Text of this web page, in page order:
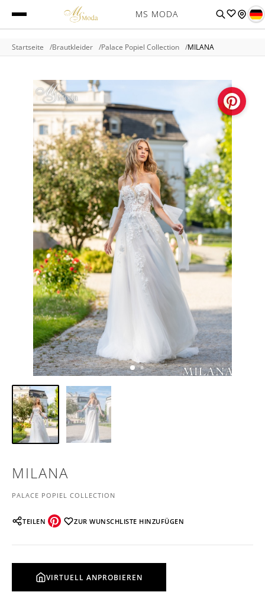
MS MODA
Startseite Brautkleider Palace Popiel Collection MILANA
MILANA
PALACE POPIEL COLLECTION
TEILEN ZUR WUNSCHLISTE HINZUFÜGEN
VIRTUELL ANPROBIEREN